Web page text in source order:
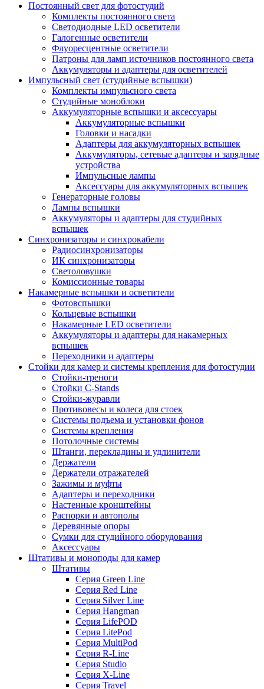
Постоянный свет для фотостудий
Комплекты постоянного света
Светодиодные LED осветители
Галогенные осветители
Флуоресцентные осветители
Патроны для ламп источников постоянного света
Аккумуляторы и адаптеры для осветителей
Импульсный свет (студийные вспышки)
Комплекты импульсного света
Студийные моноблоки
Аккумуляторные вспышки и аксессуары
Аккумуляторные вспышки
Головки и насадки
Адаптеры для аккумуляторных вспышек
Аккумуляторы, сетевые адаптеры и зарядные
устройства
Импульсные лампы
Аксессуары для аккумуляторных вспышек
Генераторные головы
Лампы вспышки
Аккумуляторы и адаптеры для студийных
вспышек
Синхронизаторы и синхрокабели
Радиосинхронизаторы
ИК синхронизаторы
Светоловушки
Комиссионные товары
Накамерные вспышки и осветители
Фотовспышки
Кольцевые вспышки
Накамерные LED осветители
Аккумуляторы и адаптеры для накамерных
вспышек
Переходники и адаптеры
Стойки для камер и системы крепления для фотостудии
Стойки-треноги
Стойки C-Stands
Стойки-журавли
Противовесы и колеса для стоек
Системы подъема и установки фонов
Системы крепления
Потолочные системы
Штанги, перекладины и удлинители
Держатели
Держатели отражателей
Зажимы и муфты
Адаптеры и переходники
Настенные кронштейны
Распорки и автополы
Деревянные опоры
Сумки для студийного оборудования
Аксессуары
Штативы и моноподы для камер
Штативы
Серия Green Line
Серия Red Line
Серия Silver Line
Серия Hangman
Серия LifePOD
Серия LitePod
Серия MultiPod
Серия R-Line
Серия Studio
Серия X-Line
Серия Travel